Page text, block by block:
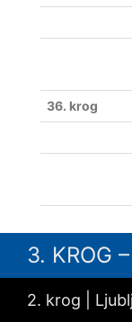
36. krog
3. KROG
2. krog |